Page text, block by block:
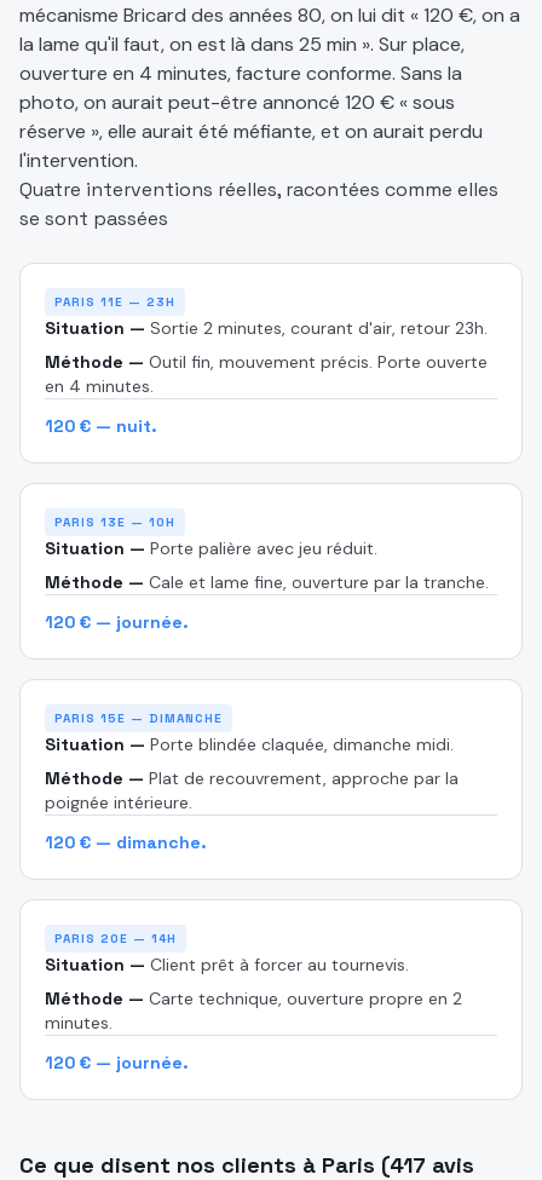
mécanisme Bricard des années 80, on lui dit « 120 €, on a
la lame qu'il faut, on est là dans 25 min ». Sur place,
ouverture en 4 minutes, facture conforme. Sans la
photo, on aurait peut-être annoncé 120 € « sous
réserve », elle aurait été méfiante, et on aurait perdu
l'intervention.
Quatre interventions réelles, racontées comme elles
se sont passées
PARIS 11E — 23H
Situation — Sortie 2 minutes, courant d'air, retour 23h.
Méthode — Outil fin, mouvement précis. Porte ouverte
en 4 minutes.
120 € — nuit.
PARIS 13E — 10H
Situation — Porte palière avec jeu réduit.
Méthode — Cale et lame fine, ouverture par la tranche.
120 € — journée.
PARIS 15E — DIMANCHE
Situation — Porte blindée claquée, dimanche midi.
Méthode — Plat de recouvrement, approche par la
poignée intérieure.
120 € — dimanche.
PARIS 20E — 14H
Situation — Client prêt à forcer au tournevis.
Méthode — Carte technique, ouverture propre en 2
minutes.
120 € — journée.
Ce que disent nos clients à Paris (417 avis